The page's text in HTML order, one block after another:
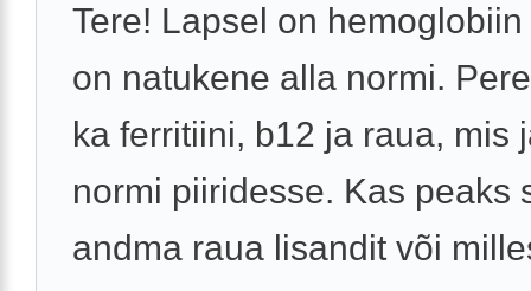
Tere! Lapsel on
on natukene alla normi.
ka ferritiini, b12 ja raua, mis
normi piiridesse. Kas peaks
andma raua lisandit või